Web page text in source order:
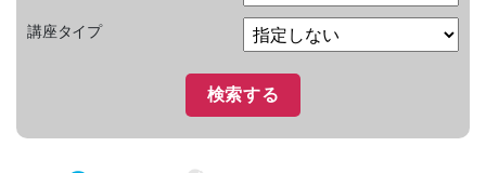
講座タイプ